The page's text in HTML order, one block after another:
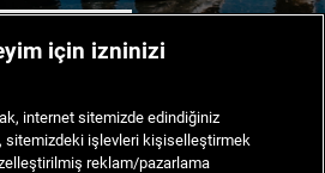
için izninizi
internet sitemizde edindiğiniz
sitemizdeki işlevleri kişiselleştirmek
reklam/pazarlama